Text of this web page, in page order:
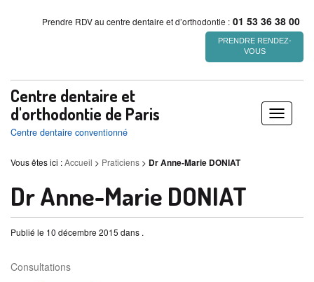
Prendre RDV au centre dentaire et d’orthodontie : 01 53 36 38 00
PRENDRE RENDEZ-
VOUS
Centre dentaire et
d'orthodontie de Paris
Centre dentaire conventionné
Déplier
/
Vous êtes ici :Accueil > Praticiens > Dr Anne-Marie DONIAT
Dr Anne-Marie DONIAT
Publié le 10 décembre 2015 dans .
Consultations